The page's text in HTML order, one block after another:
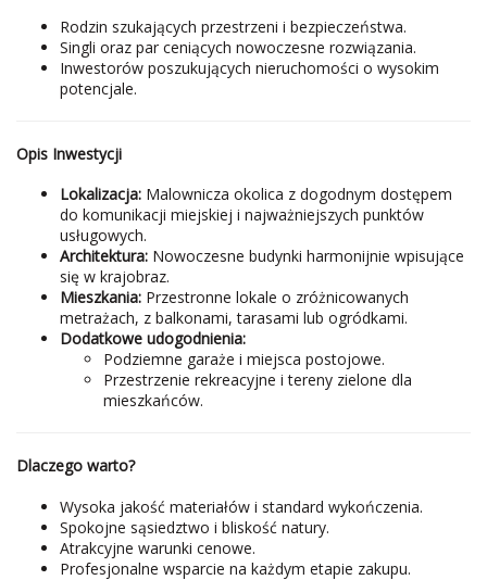
Rodzin szukających przestrzeni i bezpieczeństwa.
Singli oraz par ceniących nowoczesne rozwiązania.
Inwestorów poszukujących nieruchomości o wysokim
potencjale.
Opis Inwestycji
Lokalizacja: Malownicza okolica z dogodnym dostępem
do komunikacji miejskiej i najważniejszych punktów
usługowych.
Architektura: Nowoczesne budynki harmonijnie wpisujące
się w krajobraz.
Mieszkania: Przestronne lokale o zróżnicowanych
metrażach, z balkonami, tarasami lub ogródkami.
Dodatkowe udogodnienia:
Podziemne garaże i miejsca postojowe.
Przestrzenie rekreacyjne i tereny zielone dla
mieszkańców.
Dlaczego warto?
Wysoka jakość materiałów i standard wykończenia.
Spokojne sąsiedztwo i bliskość natury.
Atrakcyjne warunki cenowe.
Profesjonalne wsparcie na każdym etapie zakupu.